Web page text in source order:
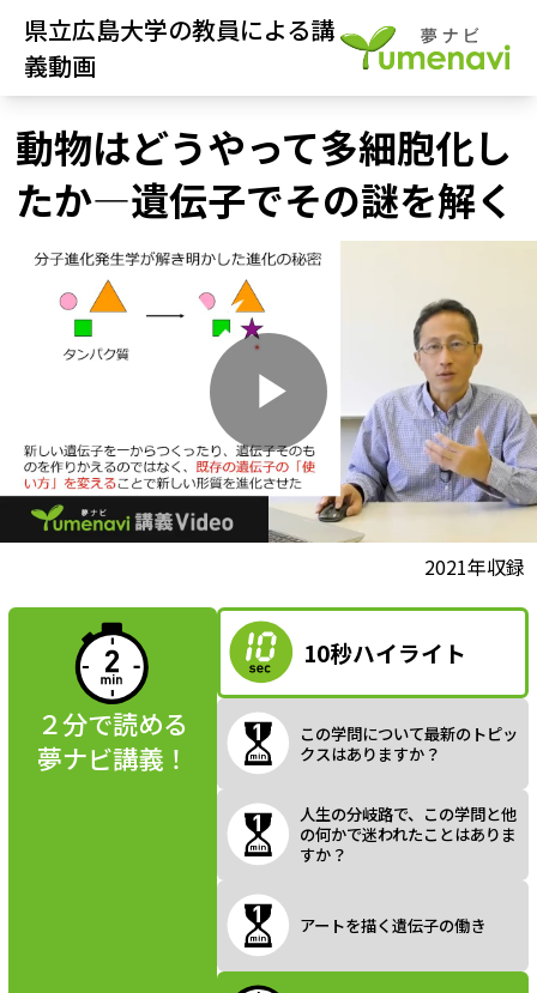
県立広島大学の教員による講
義動画
動物はどうやって多細胞化し
たか―遺伝子でその謎を解く
P
a
y
V
2021年収録
２分で読める
夢ナビ講義！
10秒ハイライト
この学問について最新のトピッ
クスはありますか？
人生の分岐路で、この学問と他
の何かで迷われたことはありま
すか？
アートを描く遺伝子の働き